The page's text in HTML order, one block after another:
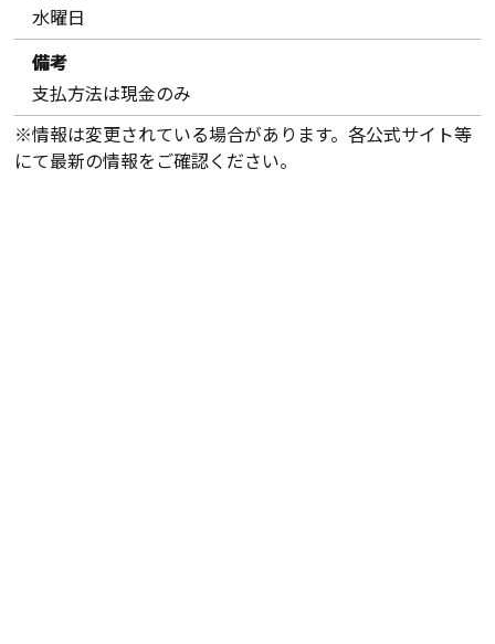
水曜日
備考
支払方法は現金のみ
※情報は変更されている場合があります。各公式サイト等
にて最新の情報をご確認ください。